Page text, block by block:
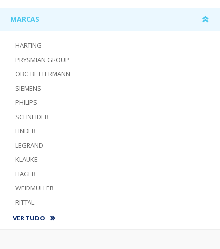
MARCAS
HARTING
PRYSMIAN GROUP
OBO BETTERMANN
SIEMENS
PHILIPS
SCHNEIDER
FINDER
LEGRAND
KLAUKE
HAGER
WEIDMÜLLER
RITTAL
VER TUDO